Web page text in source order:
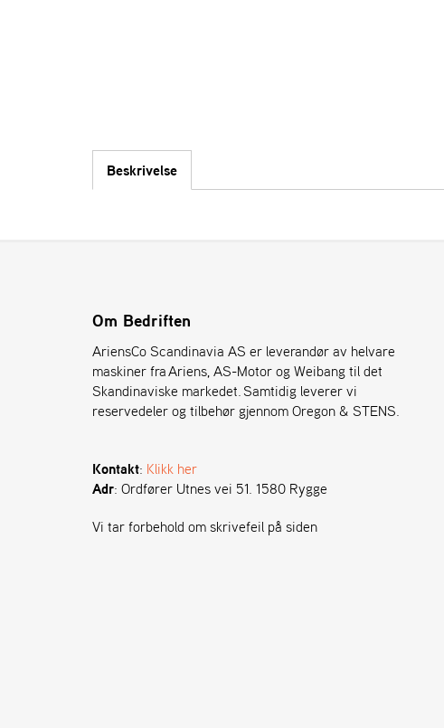
Beskrivelse
Om Bedriften
AriensCo Scandinavia AS er leverandør av helvare
maskiner fra Ariens, AS-Motor og Weibang til det
Skandinaviske markedet. Samtidig leverer vi
reservedeler og tilbehør gjennom Oregon & STENS.
Kontakt: Klikk her
Adr: Ordfører Utnes vei 51. 1580 Rygge
Vi tar forbehold om skrivefeil på siden